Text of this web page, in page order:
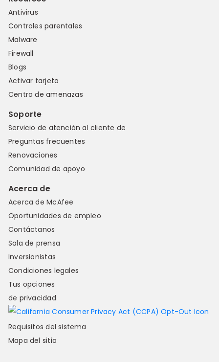
Antivirus
Controles parentales
Malware
Firewall
Blogs
Activar tarjeta
Centro de amenazas
Soporte
Servicio de atención al cliente de
Preguntas frecuentes
Renovaciones
Comunidad de apoyo
Acerca de
Acerca de McAfee
Oportunidades de empleo
Contáctanos
Sala de prensa
Inversionistas
Condiciones legales
Tus opciones
de privacidad
Requisitos del sistema
Mapa del sitio